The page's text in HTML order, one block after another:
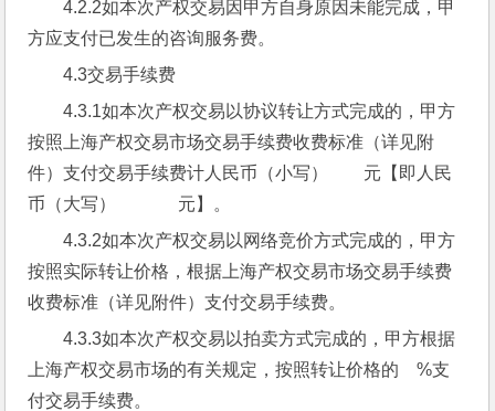
4.2.2如本次产权交易因甲方自身原因未能完成，甲
方应支付已发生的咨询服务费。
4.3交易手续费
4.3.1如本次产权交易以协议转让方式完成的，甲方
按照上海产权交易市场交易手续费收费标准（详见附
件）支付交易手续费计人民币（小写）        元【即人民
币（大写）              元】。
4.3.2如本次产权交易以网络竞价方式完成的，甲方
按照实际转让价格，根据上海产权交易市场交易手续费
收费标准（详见附件）支付交易手续费。
4.3.3如本次产权交易以拍卖方式完成的，甲方根据
上海产权交易市场的有关规定，按照转让价格的    %支
付交易手续费。